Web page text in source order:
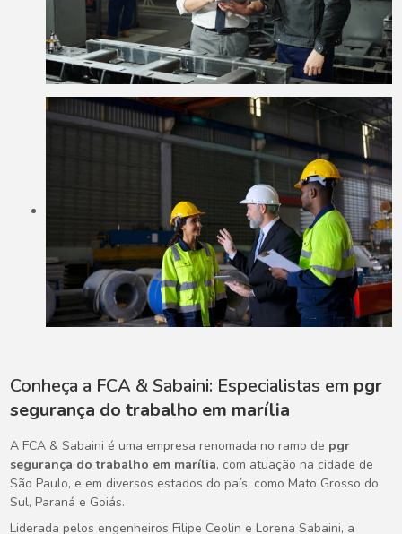
Conheça a FCA & Sabaini: Especialistas em pgr
segurança do trabalho em marília
A FCA & Sabaini é uma empresa renomada no ramo de pgr
segurança do trabalho em marília, com atuação na cidade de
São Paulo, e em diversos estados do país, como Mato Grosso do
Sul, Paraná e Goiás.
Liderada pelos engenheiros Filipe Ceolin e Lorena Sabaini, a